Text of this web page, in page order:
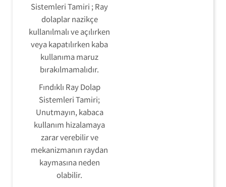
Sistemleri Tamiri ; Ray
dolaplar nazikçe
kullanılmalı ve açılırken
veya kapatılırken kaba
kullanıma maruz
bırakılmamalıdır.
Fındıklı Ray Dolap
Sistemleri Tamiri;
Unutmayın, kabaca
kullanım hizalamaya
zarar verebilir ve
mekanizmanın raydan
kaymasına neden
olabilir.